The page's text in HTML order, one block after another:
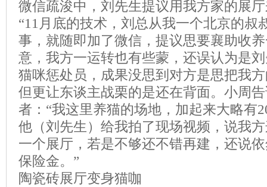
微信疏浚中，刘先生提议用我方家的展
“11月底的技术，刘总从我一个北京的叔
事，就随即加了微信，提议思要襄助收
意，我方一运转也有些蒙，还误认为是
猫咪惩处员，成果没思到对方是思把我
但更让东谈主战栗的是还在背面。小周
者：“我这里养猫的场地，加起来大略有
他（刘先生）给我拍了现场视频，说我
一个展厅，若是不够还不错再建，还说
保险金。”
陶瓷砖展厅变身猫咖